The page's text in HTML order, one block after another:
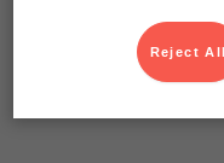
Reject All